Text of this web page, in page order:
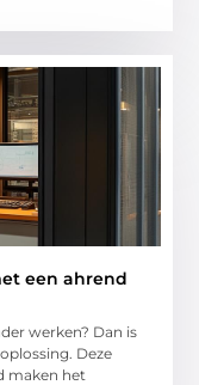
een ahrend
werken? Dan is
Deze
maken het